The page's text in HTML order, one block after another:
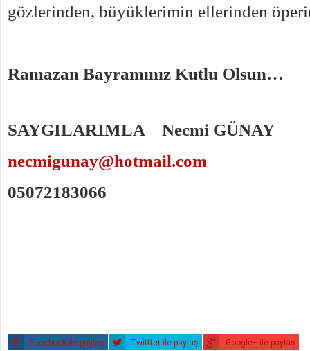
gözlerinden, büyüklerimin ellerinden
Ramazan Bayramınız Kutlu Olsun…
SAYGILARIMLA Necmi GÜNAY
necmigunay@hotmail.com
05072183066
Facebook ile paylaş Twittter ile paylaş Google+ ile paylaş